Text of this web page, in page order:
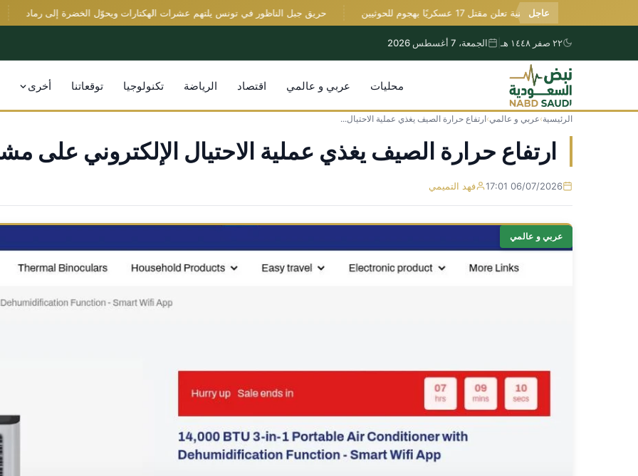
عاجل
الدفاع اليمنية تعلن مقتل 17 عسكريًا بهجوم للحوثيين حريق جبل الناظور في تونس يلتهم عشرات الهكتارات ويحوّل الخضرة إلى رماد
٢٢ صفر ١٤٤٨ هـ الجمعة، 7 أغسطس 2026
محليات عربي و عالمي اقتصاد الرياضة تكنولوجيا توقعاتنا أخرى
الرئيسية›عربي و عالمي›ارتفاع حرارة الصيف يغذي عملية الاحتيال...
ارتفاع حرارة الصيف يغذي عملية الاحتيال الإلكتروني على
06/07/2026 17:01 فهد التميمي
عربي و عالمي